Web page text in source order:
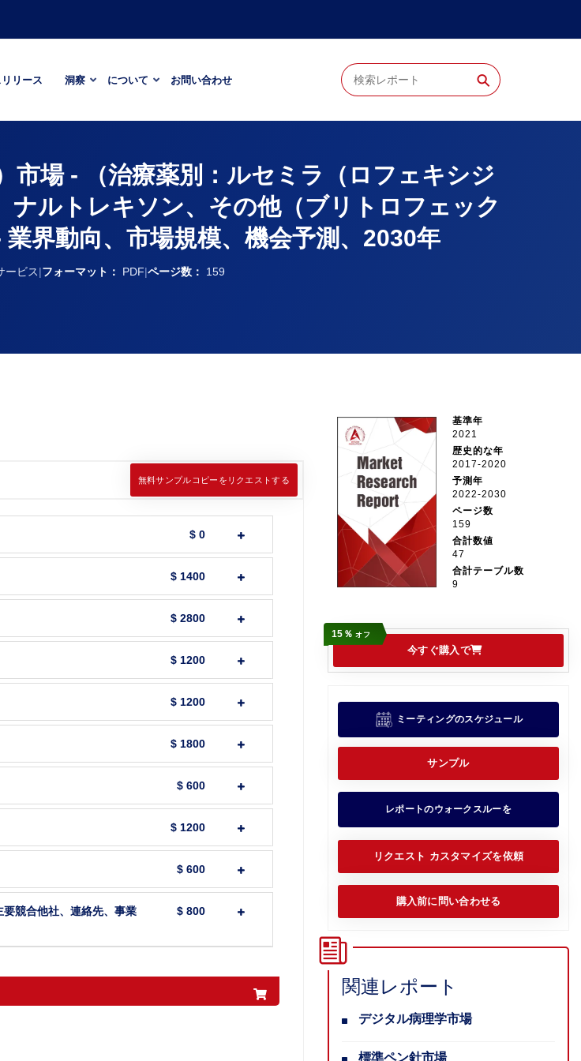
リース 洞察 について お問い合わせ ⚲
市場 - （治療薬別：ルセミラ（ロフェキシジ
ルトレキソン、その他（ブリトロフェック
界動向、市場規模、機会予測、2030年
ービス|フォーマット： PDF|ページ数： 159
無料サンプルコピーをリクエストする
$ 0
$ 1400
$ 2800
$ 1200
$ 1200
$ 1800
$ 600
$ 1200
$ 600
競合他社、連絡先、事業
$ 800
基準年
2021
歴史的な年
2017-2020
予測年
2022-2030
ページ数
159
合計数値
47
合計テーブル数
9
今すぐ購入で
15％ オフ
ミーティングのスケジュール
サンプル
レポートのウォークスルーを
リクエスト カスタマイズを依頼
購入前に問い合わせる
関連レポート
デジタル病理学市場
標準ペン針市場